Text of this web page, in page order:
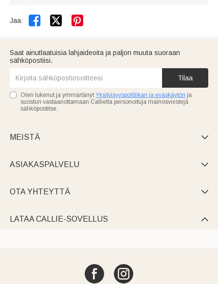
Jaa:  
Saat ainutlaatuisia lahjaideoita ja paljon muuta suoraan
sähköpostiisi.
Tilaa
Olen lukenut ja ymmärtänyt Yksityisyyspolitiikan ja eväskäytön ja
suostun vastaanottamaan Callielta personoituja mainosviestejä
sähköpostitse.
MEISTÄ 
ASIAKASPALVELU 
OTA YHTEYTTÄ 
LATAA CALLIE-SOVELLUS 